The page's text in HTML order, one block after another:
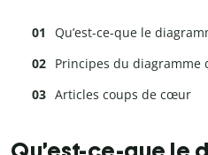
Qu’est-ce-que le
Principes du diagramme
Articles coups de cœur